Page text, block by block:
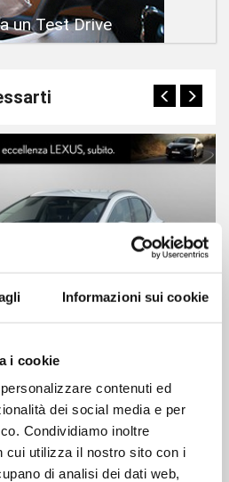
Informazioni sui cookie
i cookie
contenuti ed
dei social media e per
Condividiamo inoltre
cui utilizza il nostro sito con i
di analisi dei dati web,
un Test Drive